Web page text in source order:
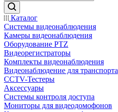
Каталог
Системы видеонаблюдения
Камеры видеонаблюдения
Оборудование PTZ
Видеорегистраторы
Комплекты видеонаблюдения
Видеонаблюдение для транспорта
CCTV-Тестеры
Аксессуары
Системы контроля доступа
Мониторы для видеодомофонов